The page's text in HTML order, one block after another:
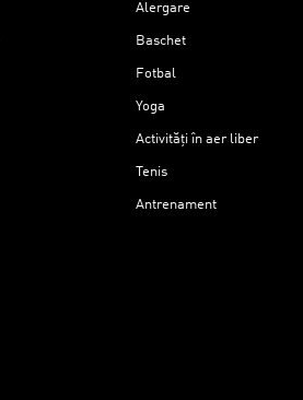
Alergare
Baschet
Fotbal
Yoga
Activități în aer liber
Tenis
Antrenament